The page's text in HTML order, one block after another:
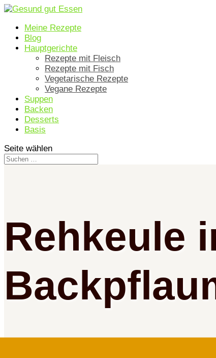
Meine Rezepte
Blog
Hauptgerichte
Rezepte mit Fleisch
Rezepte mit Fisch
Vegetarische Rezepte
Vegane Rezepte
Suppen
Backen
Desserts
Basis
Seite wählen
Rehkeule